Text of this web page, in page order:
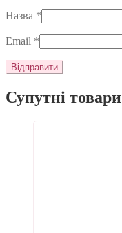
Назва *
Email *
Супутні товари